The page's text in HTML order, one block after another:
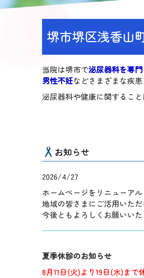
堺市堺区浅香山
当院は堺市で泌尿器科を専門
男性不妊などさまざまな疾
泌尿器科や健康に関するこ
お知らせ
2026/4/27
ホームページをリニューアル
地域の皆さまにご活用いただ
今後ともよろしくお願いいた
夏季休診のお知らせ
8月11日(火)より19日(水)まで